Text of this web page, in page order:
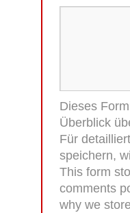
Dieses
Überblick
Für
speichern,
This form
comments
why we